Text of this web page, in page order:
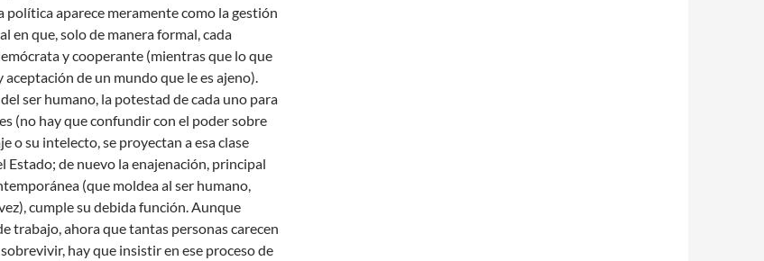
política aparece meramente como la gestión
en que, solo de manera formal, cada
y cooperante (mientras que lo que
aceptación de un mundo que le es ajeno).
ser humano, la potestad de cada uno para
(no hay que confundir con el poder sobre
o su intelecto, se proyectan a esa clase
Estado; de nuevo la enajenación, principal
(que moldea al ser humano,
cumple su debida función. Aunque
trabajo, ahora que tantas personas carecen
hay que insistir en ese proceso de